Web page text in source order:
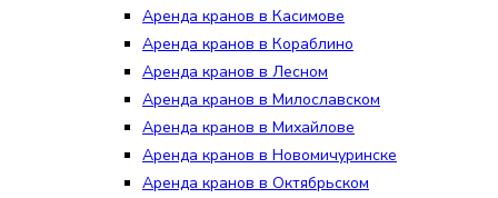
Аренда кранов в Касимове
Аренда кранов в Кораблино
Аренда кранов в Лесном
Аренда кранов в Милославском
Аренда кранов в Михайлове
Аренда кранов в Новомичуринске
Аренда кранов в Октябрьском